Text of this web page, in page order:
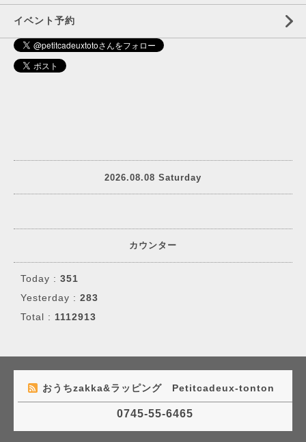
イベント予約
2026.08.08 Saturday
カウンター
Today : 351
Yesterday : 283
Total : 1112913
おうちzakka&ラッピング Petitcadeux-tonton
0745-55-6465